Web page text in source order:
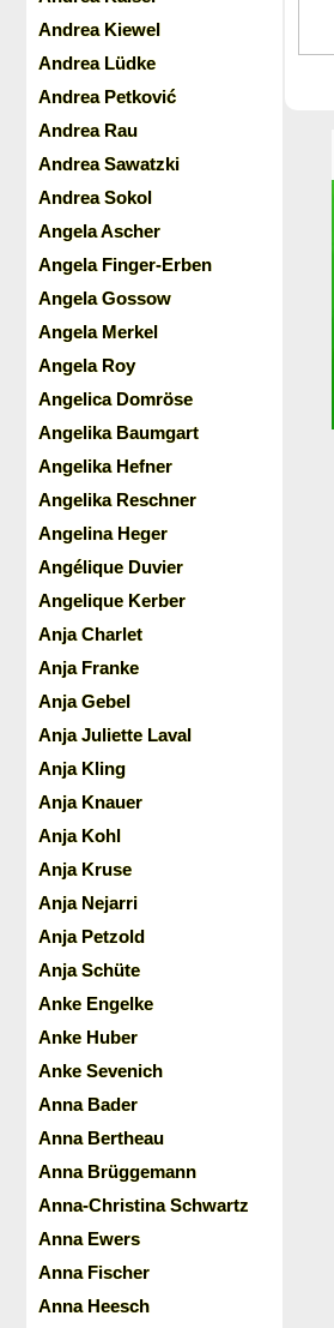
Andrea Kiewel
Andrea Lüdke
Andrea Petković
Andrea Rau
Andrea Sawatzki
Andrea Sokol
Angela Ascher
Angela Finger-Erben
Angela Gossow
Angela Merkel
Angela Roy
Angelica Domröse
Angelika Baumgart
Angelika Hefner
Angelika Reschner
Angelina Heger
Angélique Duvier
Angelique Kerber
Anja Charlet
Anja Franke
Anja Gebel
Anja Juliette Laval
Anja Kling
Anja Knauer
Anja Kohl
Anja Kruse
Anja Nejarri
Anja Petzold
Anja Schüte
Anke Engelke
Anke Huber
Anke Sevenich
Anna Bader
Anna Bertheau
Anna Brüggemann
Anna-Christina Schwartz
Anna Ewers
Anna Fischer
Anna Heesch